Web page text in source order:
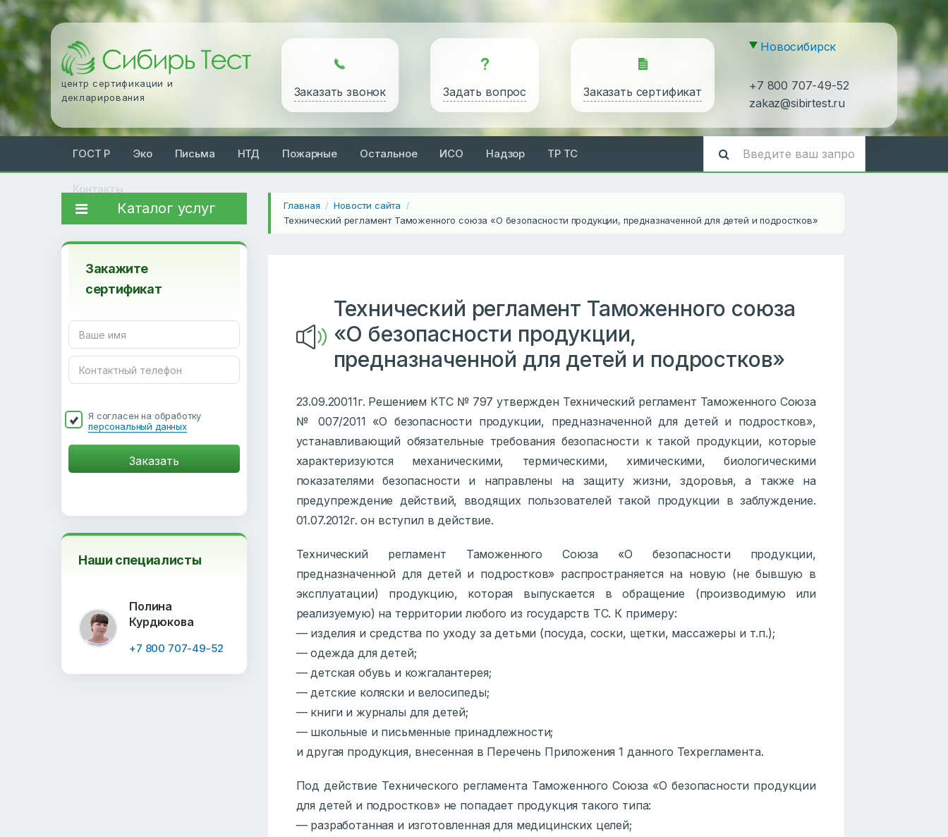
центр сертификации и
декларирования
Заказать звонок Задать вопрос Заказать сертификат
Новосибирск
+7 800 707-49-52
zakaz@sibirtest.ru
ГОСТ Р Эко Письма НТД Пожарные Остальное ИСО Надзор ТР ТС
Контакты
Каталог услуг
Закажите
сертификат
Я согласен на обработку
персональный данных
Наши специалисты
Полина
Курдюкова
+7 800 707-49-52
Главная / Новости сайта /
Технический регламент Таможенного союза «О безопасности продукции, предназначенной для детей и подростков»
Технический регламент Таможенного союза
«О безопасности продукции,
предназначенной для детей и подростков»
23.09.20011г. Решением КТС № 797 утвержден Технический регламент Таможенного Союза
№ 007/2011 «О безопасности продукции, предназначенной для детей и подростков»,
устанавливающий обязательные требования безопасности к такой продукции, которые
характеризуются механическими, термическими, химическими, биологическими
показателями безопасности и направлены на защиту жизни, здоровья, а также на
предупреждение действий, вводящих пользователей такой продукции в заблуждение.
01.07.2012г. он вступил в действие.
Технический регламент Таможенного Союза «О безопасности продукции,
предназначенной для детей и подростков» распространяется на новую (не бывшую в
эксплуатации) продукцию, которая выпускается в обращение (производимую или
реализуемую) на территории любого из государств ТС. К примеру:
— изделия и средства по уходу за детьми (посуда, соски, щетки, массажеры и т.п.);
— одежда для детей;
— детская обувь и кожгалантерея;
— детские коляски и велосипеды;
— книги и журналы для детей;
— школьные и письменные принадлежности;
и другая продукция, внесенная в Перечень Приложения 1 данного Техрегламента.
Под действие Технического регламента Таможенного Союза «О безопасности продукции
для детей и подростков» не попадает продукция такого типа:
— разработанная и изготовленная для медицинских целей;